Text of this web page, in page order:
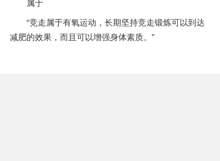
属于
“竞走属于有氧运动，长期坚持竞走锻炼可以到达
减肥的效果，而且可以增强身体素质。”